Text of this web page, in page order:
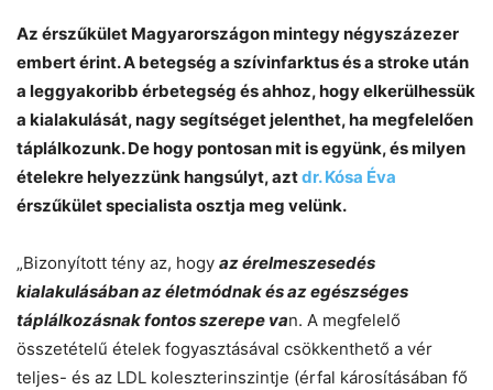
Az érszűkület Magyarországon mintegy négyszázezer
embert érint. A betegség a szívinfarktus és a stroke után
a leggyakoribb érbetegség és ahhoz, hogy elkerülhessük
a kialakulását, nagy segítséget jelenthet, ha megfelelően
táplálkozunk. De hogy pontosan mit is együnk, és milyen
ételekre helyezzünk hangsúlyt, aztdr. Kósa Éva
érszűkület specialista osztja meg velünk.
„Bizonyított tény az, hogy az érelmeszesedés
kialakulásában az életmódnak és az egészséges
táplálkozásnak fontos szerepe van. A megfelelő
összetételű ételek fogyasztásával csökkenthető a vér
teljes- és az LDL koleszterinszintje (érfal károsításában fő